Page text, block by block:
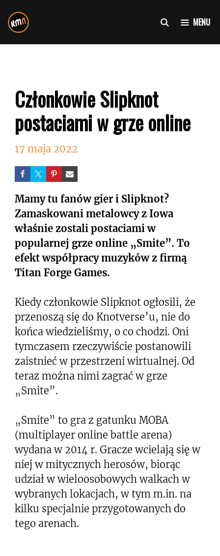
do
treści
MENU
Członkowie Slipknot
postaciami w grze online
17 maja 2022
Mamy tu fanów gier i Slipknot?
Zamaskowani metalowcy z Iowa
właśnie zostali postaciami w
popularnej grze online „Smite”. To
efekt współpracy muzyków z firmą
Titan Forge Games.
Kiedy członkowie Slipknot ogłosili, że
przenoszą się do Knotverse’u, nie do
końca wiedzieliśmy, o co chodzi. Oni
tymczasem rzeczywiście postanowili
zaistnieć w przestrzeni wirtualnej. Od
teraz można nimi zagrać w grze
„Smite”.
„Smite” to gra z gatunku MOBA
(multiplayer online battle arena)
wydana w 2014 r. Gracze wcielają się w
niej w mitycznych herosów, biorąc
udział w wieloosobowych walkach w
wybranych lokacjach, w tym m.in. na
kilku specjalnie przygotowanych do
tego arenach.